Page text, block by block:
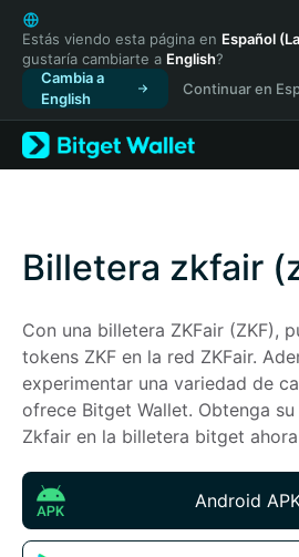
English
日本語
Tiếng Việt
Русский
Español (Latinoamérica)
Türkçe
Italiano
简体中文
繁體中文
Bahasa Indonesia
ภาษาไทย
हिन्दी
বাংলা
Español
Español (Argentina)
Estás viendo esta página en Español
gustaría cambiarte a English?
Cambia a
English
Continuar en
Billetera zkfair
Con una billetera ZKFair (ZKF),
tokens ZKF en la red ZKFair.
experimentar una variedad de
ofrece Bitget Wallet. Obtenga
Zkfair en la billetera bitget
Android